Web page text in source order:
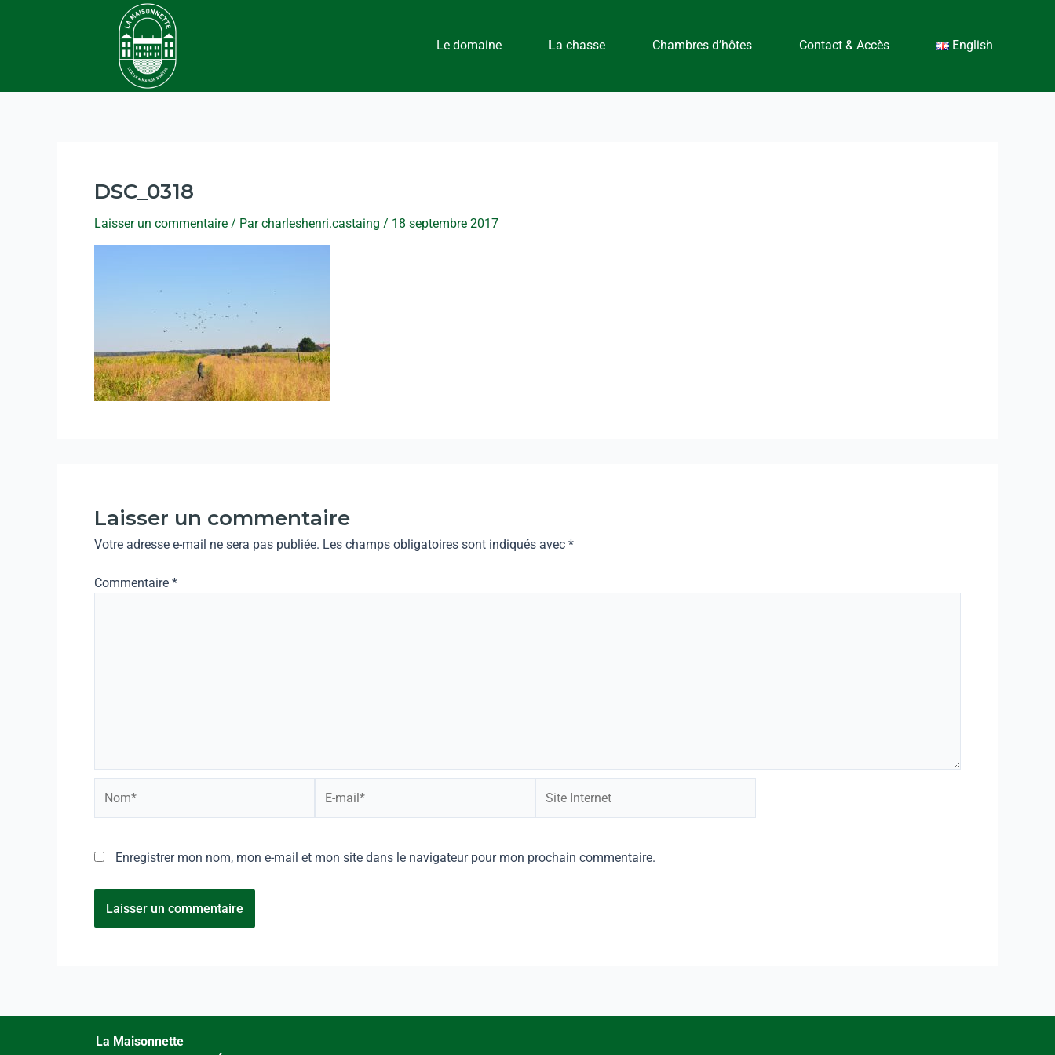
Le domaine La chasse Chambres d’hôtes Contact & Accès English
DSC_0318
Laisser un commentaire / Parcharleshenri.castaing / 18 septembre 2017
Laisser un commentaire
Votre adresse e-mail ne sera pas publiée. Les champs obligatoires sont indiqués avec *
Commentaire *
Enregistrer mon nom, mon e-mail et mon site dans le navigateur pour mon prochain commentaire.
La Maisonnette